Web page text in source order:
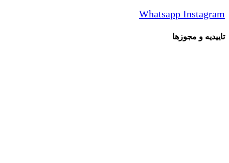
Whatsapp Instagram
تاییدیه و مجوزها